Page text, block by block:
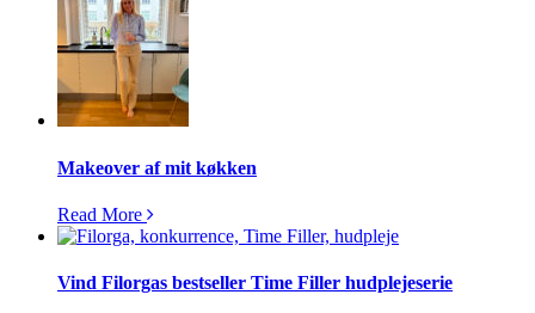
Makeover af mit køkken
Read More
Vind Filorgas bestseller Time Filler hudplejeserie